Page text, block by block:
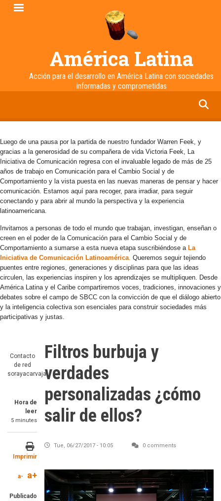
Pasar
América Latina
Acción para el desarrollo en América Latina con sociedades
informadas y comprometidas
Luego de una pausa por la partida de nuestro fundador Warren Feek, y
gracias a la generosidad de su compañera de vida Victoria Feek, La
Iniciativa de Comunicación regresa con el invaluable legado de más de 25
años de trabajo en Comunicación para el Cambio Social y de
Comportamiento y la vista puesta en las nuevas maneras de pensar y hacer
comunicación. Estamos aquí para recoger, para irradiar, para seguir
conectando y para abrir al mundo la perspectiva y la experiencia
latinoamericana.
Invitamos a personas de todo el mundo que trabajan, investigan, enseñan o
creen en el poder de la Comunicación para el Cambio Social y de
Comportamiento a sumarse a esta nueva etapa suscribiéndose a La
Iniciativa de Comunicación Latinoamérica. Queremos seguir tejiendo
puentes entre regiones, generaciones y disciplinas para que las ideas
circulen, las experiencias inspiren y los aprendizajes se multipliquen. Desde
América Latina y el Caribe compartiremos voces, tradiciones, innovaciones y
debates sobre el campo de SBCC con la convicción de que el diálogo abierto
y la inteligencia colectiva son esenciales para construir sociedades más
participativas y justas.
Contacto
de red
sorayacarvajal
Hora de
leer
5 minutes
Imprimir
a- a+
Publicado
Filtros burbuja y
verdades
personalizadas ¿cómo
salir de ellos?
Tue, 06/27/2017 - 10:05 0 comments
Imagen